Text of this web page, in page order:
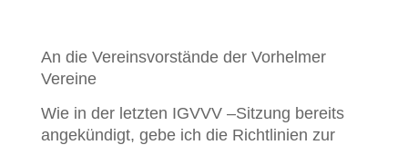
An die Vereinsvorstände der Vorhelmer
Vereine
Wie in der letzten IGVVV –Sitzung bereits
angekündigt, gebe ich die Richtlinien zur